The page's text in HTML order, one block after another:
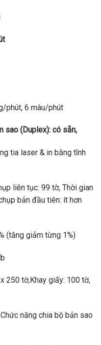
phút, 6 màu/phút
sao (Duplex): có sẵn,
tia laser & in bằng tĩnh
liên tục: 99 tờ, Thời gian
bản đầu tiên: ít hơn
(tăng giảm từng 1%)
250 tờ,Khay giấy: 100 tờ,
năng chia bộ bản sao